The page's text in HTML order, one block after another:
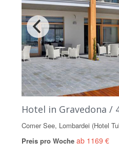
Hotel in Gravedona /
Comer See, Lombardei (Hotel
Preis pro Woche ab 1169 €